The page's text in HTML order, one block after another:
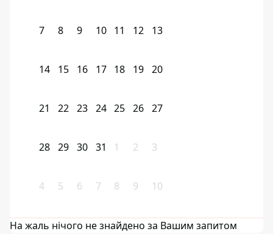
7 8 9 10 11 12 13
14 15 16 17 18 19 20
21 22 23 24 25 26 27
28 29 30 31 1 2 3
4 5 6 7 8 9 10
На жаль нічого не знайдено за Вашим запитом